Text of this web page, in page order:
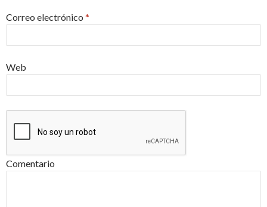
Correo electrónico *
Web
Comentario